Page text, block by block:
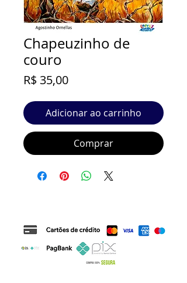
Chapeuzinho de
couro
R$ 35,00Preço
Adicionar ao carrinho
Comprar